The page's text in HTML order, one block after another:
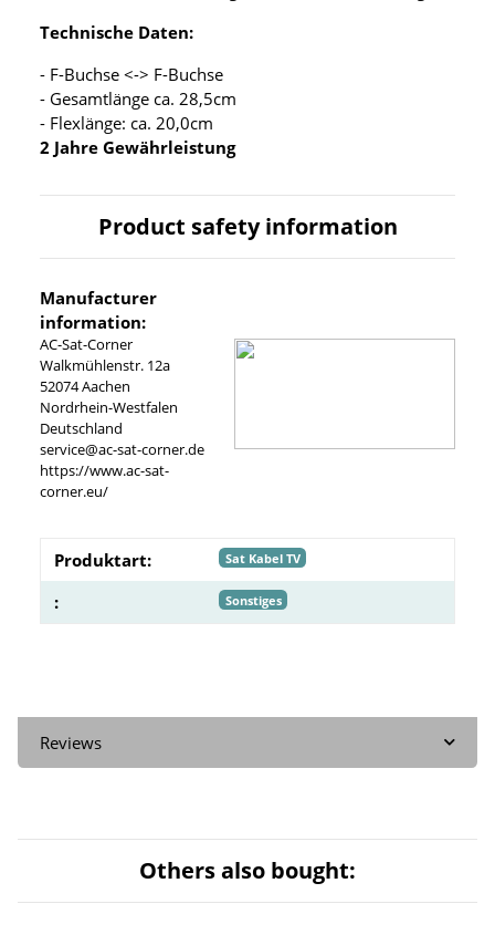
Technische Daten:
- F-Buchse <-> F-Buchse
- Gesamtlänge ca. 28,5cm
- Flexlänge: ca. 20,0cm
2 Jahre Gewährleistung
Product safety information
Manufacturer
information:
AC-Sat-Corner
Walkmühlenstr. 12a
52074 Aachen
Nordrhein-Westfalen
Deutschland
service@ac-sat-corner.de
https://www.ac-sat-
corner.eu/
Produktart: Sat Kabel TV
: Sonstiges
Reviews
Others also bought: